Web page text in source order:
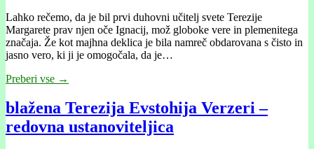
Lahko rečemo, da je bil prvi duhovni učitelj svete Terezije
Margarete prav njen oče Ignacij, mož globoke vere in plemenitega
značaja. Že kot majhna deklica je bila namreč obdarovana s čisto in
jasno vero, ki ji je omogočala, da je…
Preberi vse →
blažena Terezija Evstohija Verzeri –
redovna ustanoviteljica